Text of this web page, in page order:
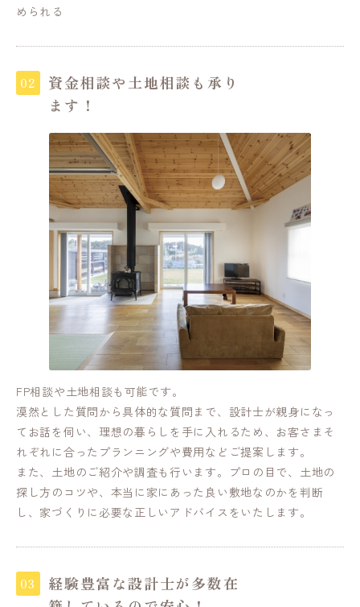
められる
資金相談や土地相談も承り
ます！
FP相談や土地相談も可能です。
漠然とした質問から具体的な質問まで、設計士が親身になっ
てお話を伺い、理想の暮らしを手に入れるため、お客さまそ
れぞれに合ったプランニングや費用などご提案します。
また、土地のご紹介や調査も行います。プロの目で、土地の
探し方のコツや、本当に家にあった良い敷地なのかを判断
し、家づくりに必要な正しいアドバイスをいたします。
経験豊富な設計士が多数在